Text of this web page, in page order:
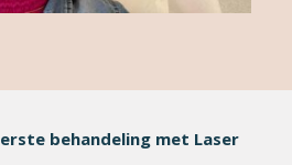
behandeling met Laser